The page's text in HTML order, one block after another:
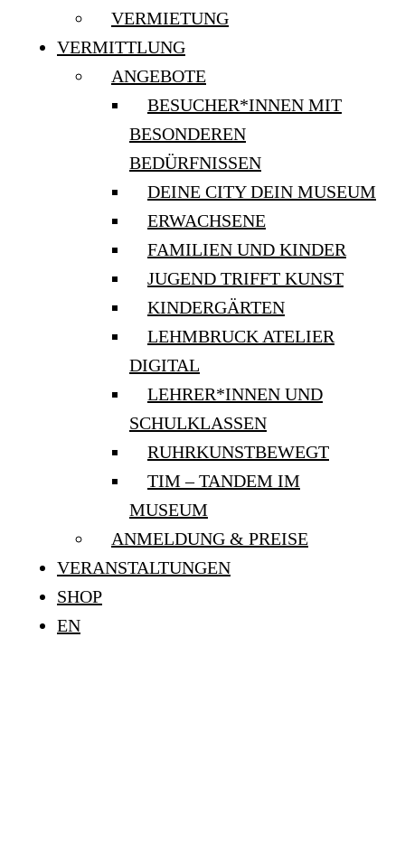
VERMIETUNG
VERMITTLUNG
ANGEBOTE
BESUCHER*INNEN MIT
BESONDEREN
BEDÜRFNISSEN
DEINE CITY DEIN MUSEUM
ERWACHSENE
FAMILIEN UND KINDER
JUGEND TRIFFT KUNST
KINDERGÄRTEN
LEHMBRUCK ATELIER
DIGITAL
LEHRER*INNEN UND
SCHULKLASSEN
RUHRKUNSTBEWEGT
TIM – TANDEM IM
MUSEUM
ANMELDUNG & PREISE
VERANSTALTUNGEN
SHOP
EN